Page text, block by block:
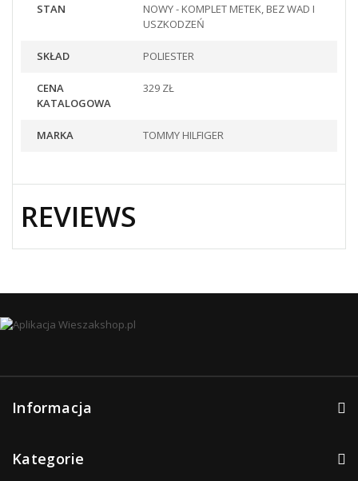
STAN
NOWY - KOMPLET METEK, BEZ WAD I
USZKODZEŃ
SKŁAD POLIESTER
CENA
KATALOGOWA
329 ZŁ
MARKA TOMMY HILFIGER
REVIEWS
Informacja
Kategorie